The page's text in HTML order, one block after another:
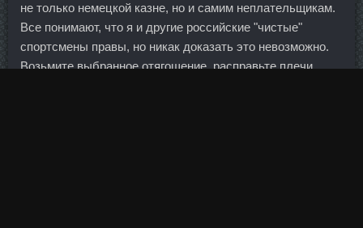
не только немецкой казне, но и самим неплательщикам.
Все понимают, что я и другие российские "чистые"
спортсмены правы, но никак доказать это невозможно.
Возьмите выбранное отягощение, расправьте плечи,